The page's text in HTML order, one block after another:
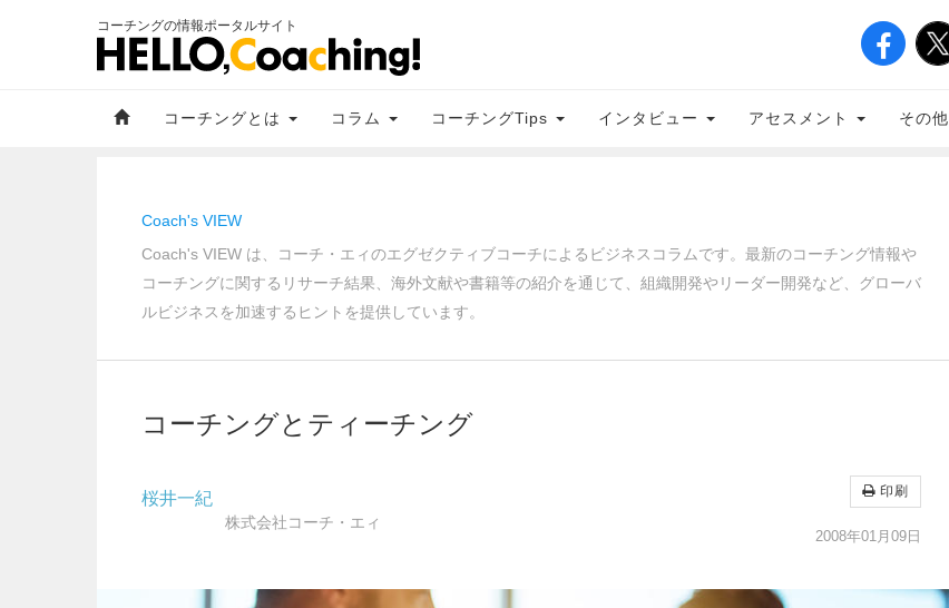
コーチングの情報ポータルサイト
コーチングとは コラム コーチングTips インタビュー アセスメント その他
Coach's VIEW
Coach's VIEW は、コーチ・エィのエグゼクティブコーチによるビジネスコラムです。最新のコーチング情報や
コーチングに関するリサーチ結果、海外文献や書籍等の紹介を通じて、組織開発やリーダー開発など、グローバ
ルビジネスを加速するヒントを提供しています。
コーチングとティーチング
桜井一紀
株式会社コーチ・エィ
印刷
2008年01月09日